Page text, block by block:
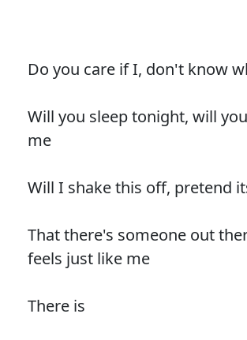
Do you care if I, don't know
Will you sleep tonight, will
me
Will I shake this off, pretend
That there's someone out
feels just like me
There is